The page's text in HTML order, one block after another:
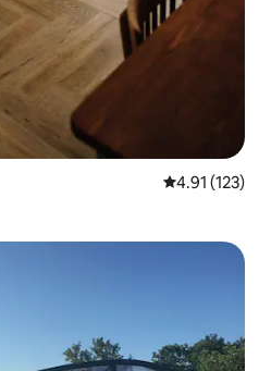
平均评分 4.91
4.91 (123)